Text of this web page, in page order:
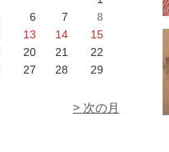
6 7
8
13 14
15
20 21
22
27 28
29
> 次の月